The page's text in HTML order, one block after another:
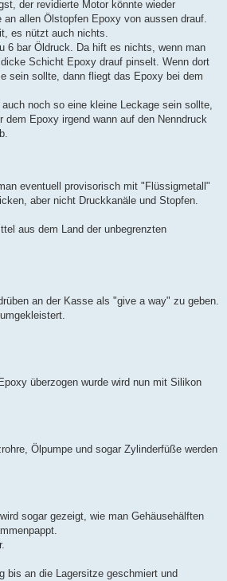
der revidierte Motor könnte wieder
allen Ölstopfen Epoxy von aussen drauf.
es nützt auch nichts.
6 bar Öldruck. Da hift es nichts, wenn man
Schicht Epoxy drauf pinselt. Wenn dort
sein sollte, dann fliegt das Epoxy bei dem
noch so eine kleine Leckage sein sollte,
dem Epoxy irgend wann auf den Nenndruck
eventuell provisorisch mit "Flüssigmetall"
aber nicht Druckkanäle und Stopfen.
aus dem Land der unbegrenzten
an der Kasse als "give a way" zu geben.
überzogen wurde wird nun mit Silikon
Ölpumpe und sogar Zylinderfüße werden
sogar gezeigt, wie man Gehäusehälften
bis an die Lagersitze geschmiert und